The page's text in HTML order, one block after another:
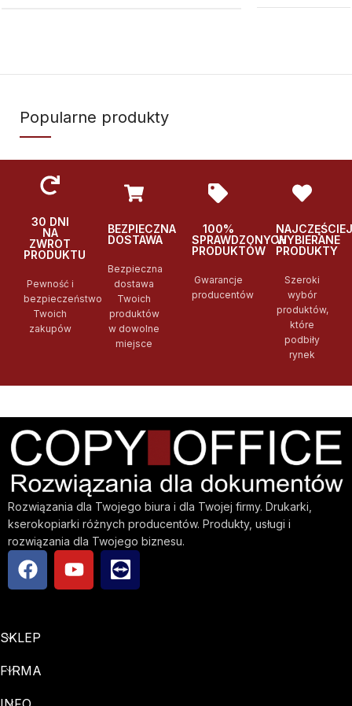
Popularne produkty
30 DNI
NA
ZWROT
PRODUKTU
Pewność i
bezpieczeństwo
Twoich
zakupów
BEZPIECZNA
DOSTAWA
Bezpieczna
dostawa
Twoich
produktów
w dowolne
miejsce
100%
SPRAWDZONYCH
PRODUKTÓW
Gwarancje
producentów
NAJCZĘŚCIEJ
WYBIERANE
PRODUKTY
Szeroki
wybór
produktów,
które
podbiły
rynek
Rozwiązania dla Twojego biura i dla Twojej firmy. Drukarki,
kserokopiarki różnych producentów. Produkty, usługi i
rozwiązania dla Twojego biznesu.
SKLEP
FIRMA